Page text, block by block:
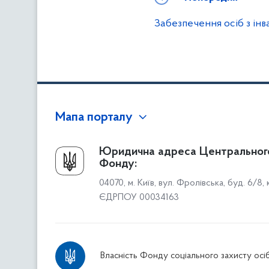
Забезпечення осіб з
Мапа порталу
Про Фонд
Керівництво
Структура Фонду
Територіальні відділення
Дніпропетровське відділення
Юридична адреса
Фонду:
04070, м. Київ, вул. Фролівська, буд. 6/8,
ЄДРПОУ 00034163
Власність Фонду соціального захисту осіб